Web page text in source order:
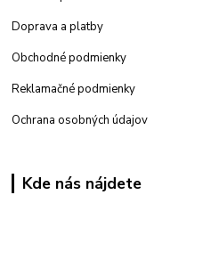
Doprava a platby
Obchodné podmienky
Reklamačné podmienky
Ochrana osobných údajov
Kde nás nájdete